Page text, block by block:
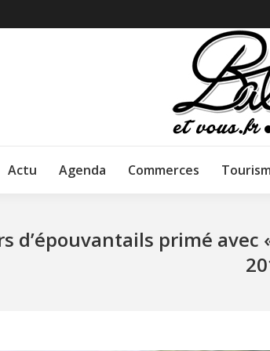
Actu Agenda Commerces
d’épouvantails primé